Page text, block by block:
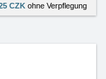
CZK ohne Verpflegung